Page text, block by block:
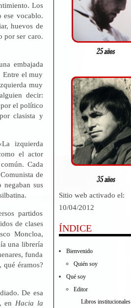
Los
ese vocablo.
huevos de
por ser caro.
embajada
Entre el muy
muy
decir:
por el político
clasista y
izquierda
el actor
Cada
de
sus
partidos
de clases
Moncloa,
una librería
funda
éramos?
De esa
en Hacia la
Sitio web activado el:
10/04/2012
ÍNDICE
Bienvenido
Quién soy
Qué soy
Editor
Libros institucionales